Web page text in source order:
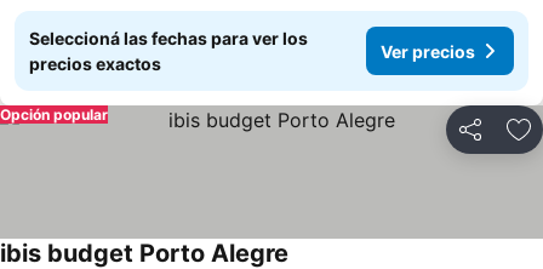
Seleccioná las fechas para ver los
precios exactos
Ver precios
Compartir
Opción popular
ibis budget Porto Alegre